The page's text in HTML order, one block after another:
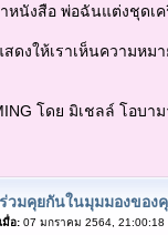
หนังสือ พ่อฉันแต่งชุดเ
ดงให้เราเห็นความหม
โดย มิเชลล์ โอบ
มคุยกันในมุมมองของ
มื่อ:07 มกราคม 2564, 21:00:18